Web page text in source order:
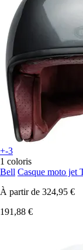
+-3
1 coloris
Bell Casque moto jet
À partir de 324,95 €
191,88 €